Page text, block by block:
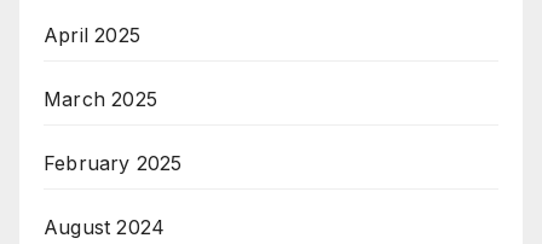
April 2025
March 2025
February 2025
August 2024